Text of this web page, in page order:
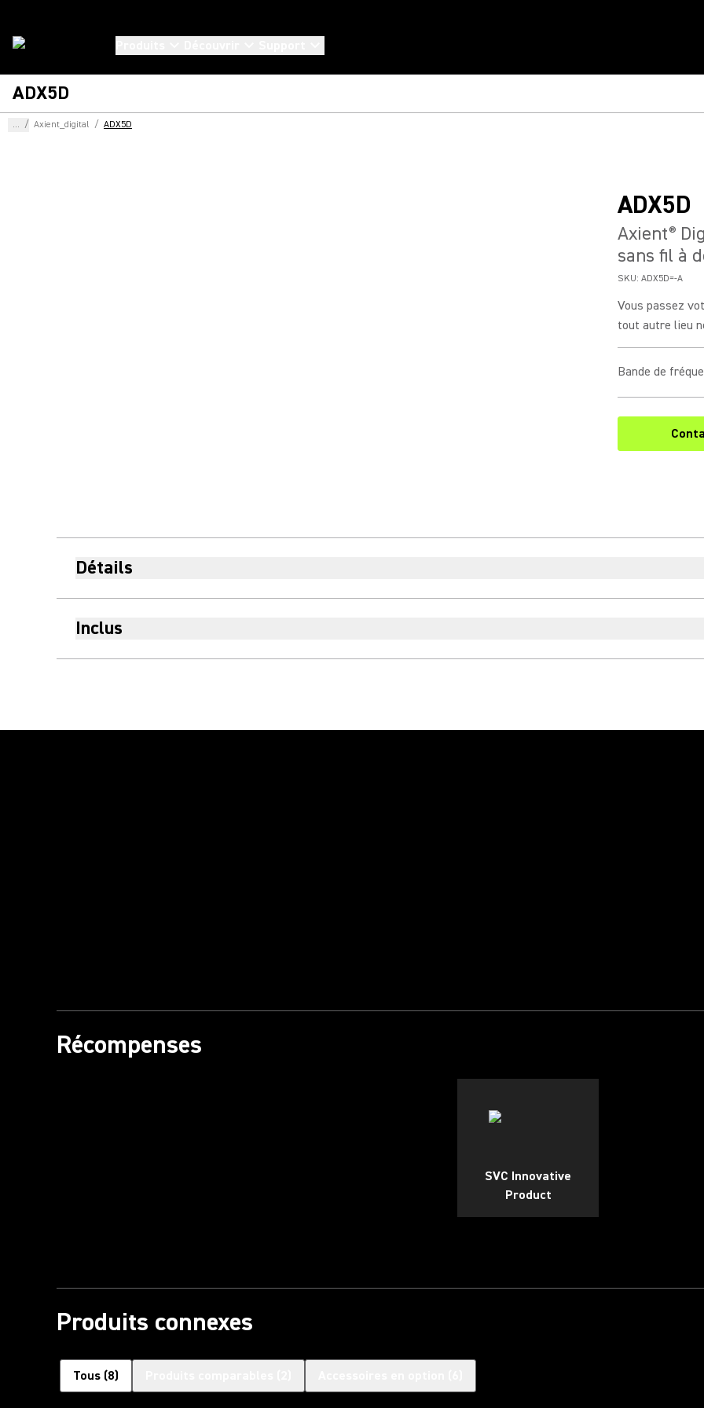
ADX5D
... / Axient_digital / ADX5D
ADX5D
Axient®
sans fil à
SKU: ADX5D=-A
Vous passez
tout autre lieu
Bande de
Détails
Inclus
Récompenses
SVC Innovative
Product
Produits connexes
Tous (8)